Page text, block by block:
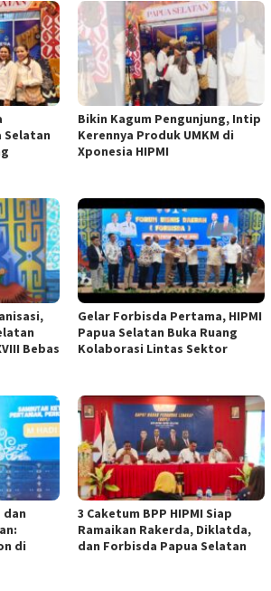
Selatan
Bikin Kagum Pengunjung, Intip
Kerennya Produk UMKM di
Xponesia HIPMI
Bebas
Gelar Forbisda Pertama, HIPMI
Papua Selatan Buka Ruang
Kolaborasi Lintas Sektor
dan
di
3 Caketum BPP HIPMI Siap
Ramaikan Rakerda, Diklatda,
dan Forbisda Papua Selatan